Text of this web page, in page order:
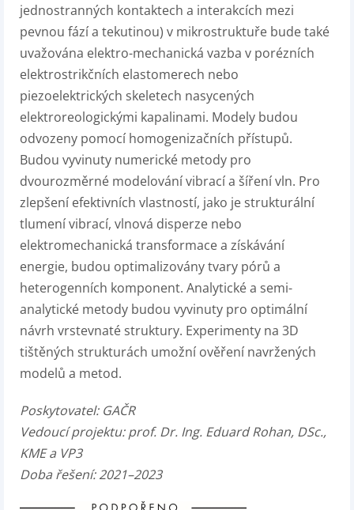
jednostranných kontaktech a interakcích mezi
pevnou fází a tekutinou) v mikrostruktuře bude také
uvažována elektro-mechanická vazba v porézních
elektrostrikčních elastomerech nebo
piezoelektrických skeletech nasycených
elektroreologickými kapalinami. Modely budou
odvozeny pomocí homogenizačních přístupů.
Budou vyvinuty numerické metody pro
dvourozměrné modelování vibrací a šíření vln. Pro
zlepšení efektivních vlastností, jako je strukturální
tlumení vibrací, vlnová disperze nebo
elektromechanická transformace a získávání
energie, budou optimalizovány tvary pórů a
heterogenních komponent. Analytické a semi-
analytické metody budou vyvinuty pro optimální
návrh vrstevnaté struktury. Experimenty na 3D
tištěných strukturách umožní ověření navržených
modelů a metod.
Poskytovatel: GAČR
Vedoucí projektu: prof. Dr. Ing. Eduard Rohan, DSc.,
KME a VP3
Doba řešení: 2021–2023